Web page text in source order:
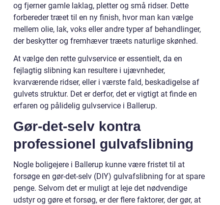
og fjerner gamle laklag, pletter og små ridser. Dette
forbereder træet til en ny finish, hvor man kan vælge
mellem olie, lak, voks eller andre typer af behandlinger,
der beskytter og fremhæver træets naturlige skønhed.
At vælge den rette gulvservice er essentielt, da en
fejlagtig slibning kan resultere i ujævnheder,
kvarværende ridser, eller i værste fald, beskadigelse af
gulvets struktur. Det er derfor, det er vigtigt at finde en
erfaren og pålidelig gulvservice i Ballerup.
Gør-det-selv kontra
professionel gulvafslibning
Nogle boligejere i Ballerup kunne være fristet til at
forsøge en gør-det-selv (DIY) gulvafslibning for at spare
penge. Selvom det er muligt at leje det nødvendige
udstyr og gøre et forsøg, er der flere faktorer, der gør, at